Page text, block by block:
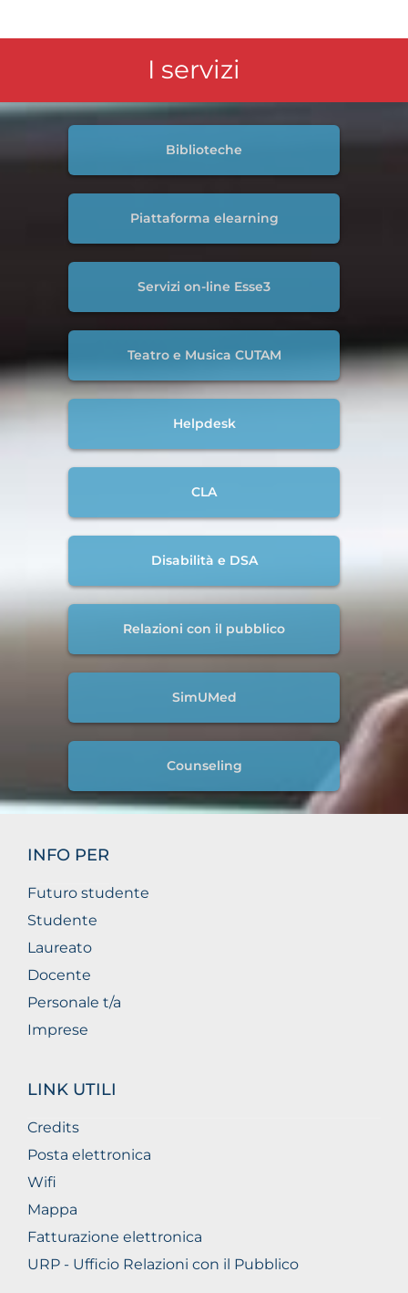
I servizi
Biblioteche
Piattaforma elearning
Servizi on-line Esse3
Teatro e Musica CUTAM
Helpdesk
CLA
Disabilità e DSA
Relazioni con il pubblico
SimUMed
Counseling
INFO PER
Futuro studente
Studente
Laureato
Docente
Personale t/a
Imprese
LINK UTILI
Credits
Posta elettronica
Wifi
Mappa
Fatturazione elettronica
URP - Ufficio Relazioni con il Pubblico